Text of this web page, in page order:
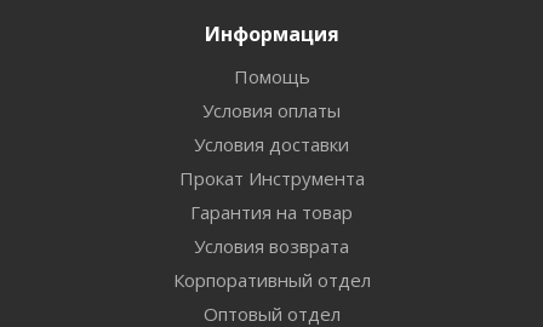
Информация
Помощь
Условия оплаты
Условия доставки
Прокат Инструмента
Гарантия на товар
Условия возврата
Корпоративный отдел
Оптовый отдел